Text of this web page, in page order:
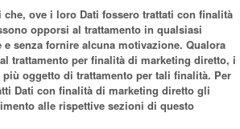
che, ove i loro Dati fossero trattati con finalità
opporsi al trattamento in qualsiasi
senza fornire alcuna motivazione. Qualora
trattamento per finalità di marketing diretto, i
oggetto di trattamento per tali finalità. Per
Dati con finalità di marketing diretto gli
alle rispettive sezioni di questo